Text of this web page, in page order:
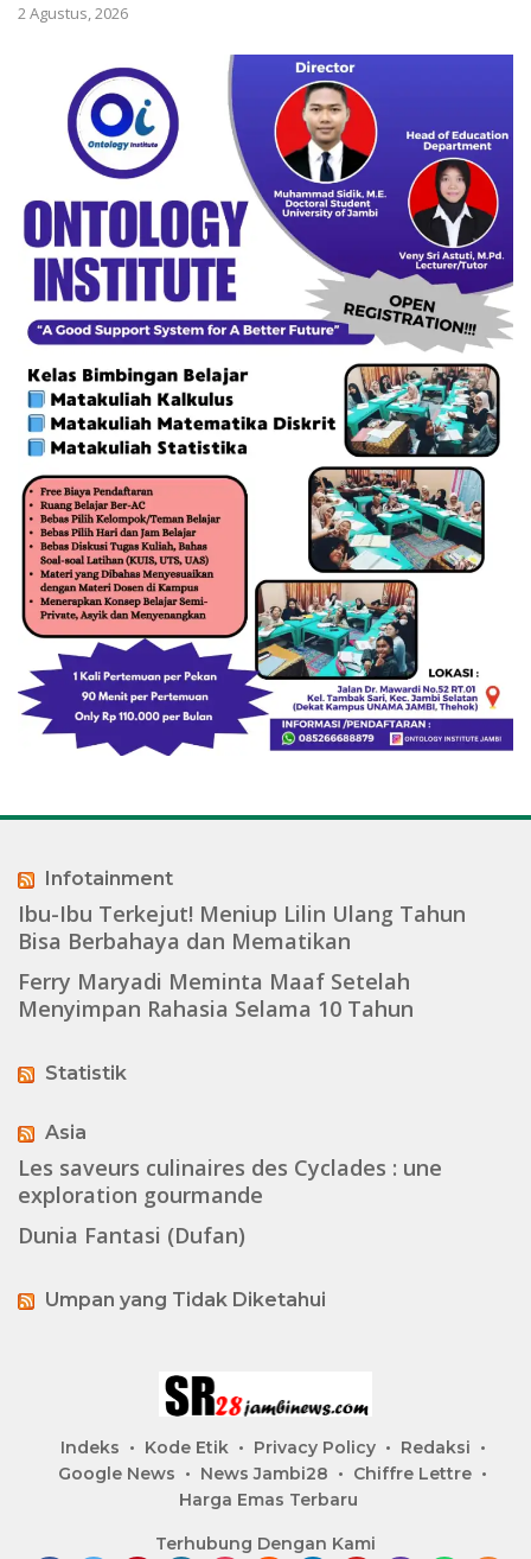
2 Agustus, 2026
Infotainment
Ibu-Ibu Terkejut! Meniup Lilin Ulang Tahun
Bisa Berbahaya dan Mematikan
Ferry Maryadi Meminta Maaf Setelah
Menyimpan Rahasia Selama 10 Tahun
Statistik
Asia
Les saveurs culinaires des Cyclades : une
exploration gourmande
Dunia Fantasi (Dufan)
Umpan yang Tidak Diketahui
Indeks Kode Etik Privacy Policy
Redaksi
Google News
News Jambi28
Chiffre Lettre
Harga Emas Terbaru
Terhubung Dengan Kami